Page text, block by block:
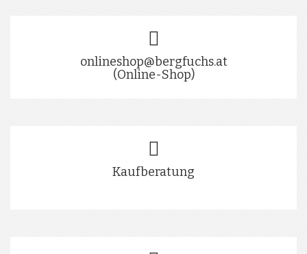
onlineshop@bergfuchs.at
(Online-Shop)
Kaufberatung